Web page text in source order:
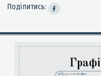
Поділитись: